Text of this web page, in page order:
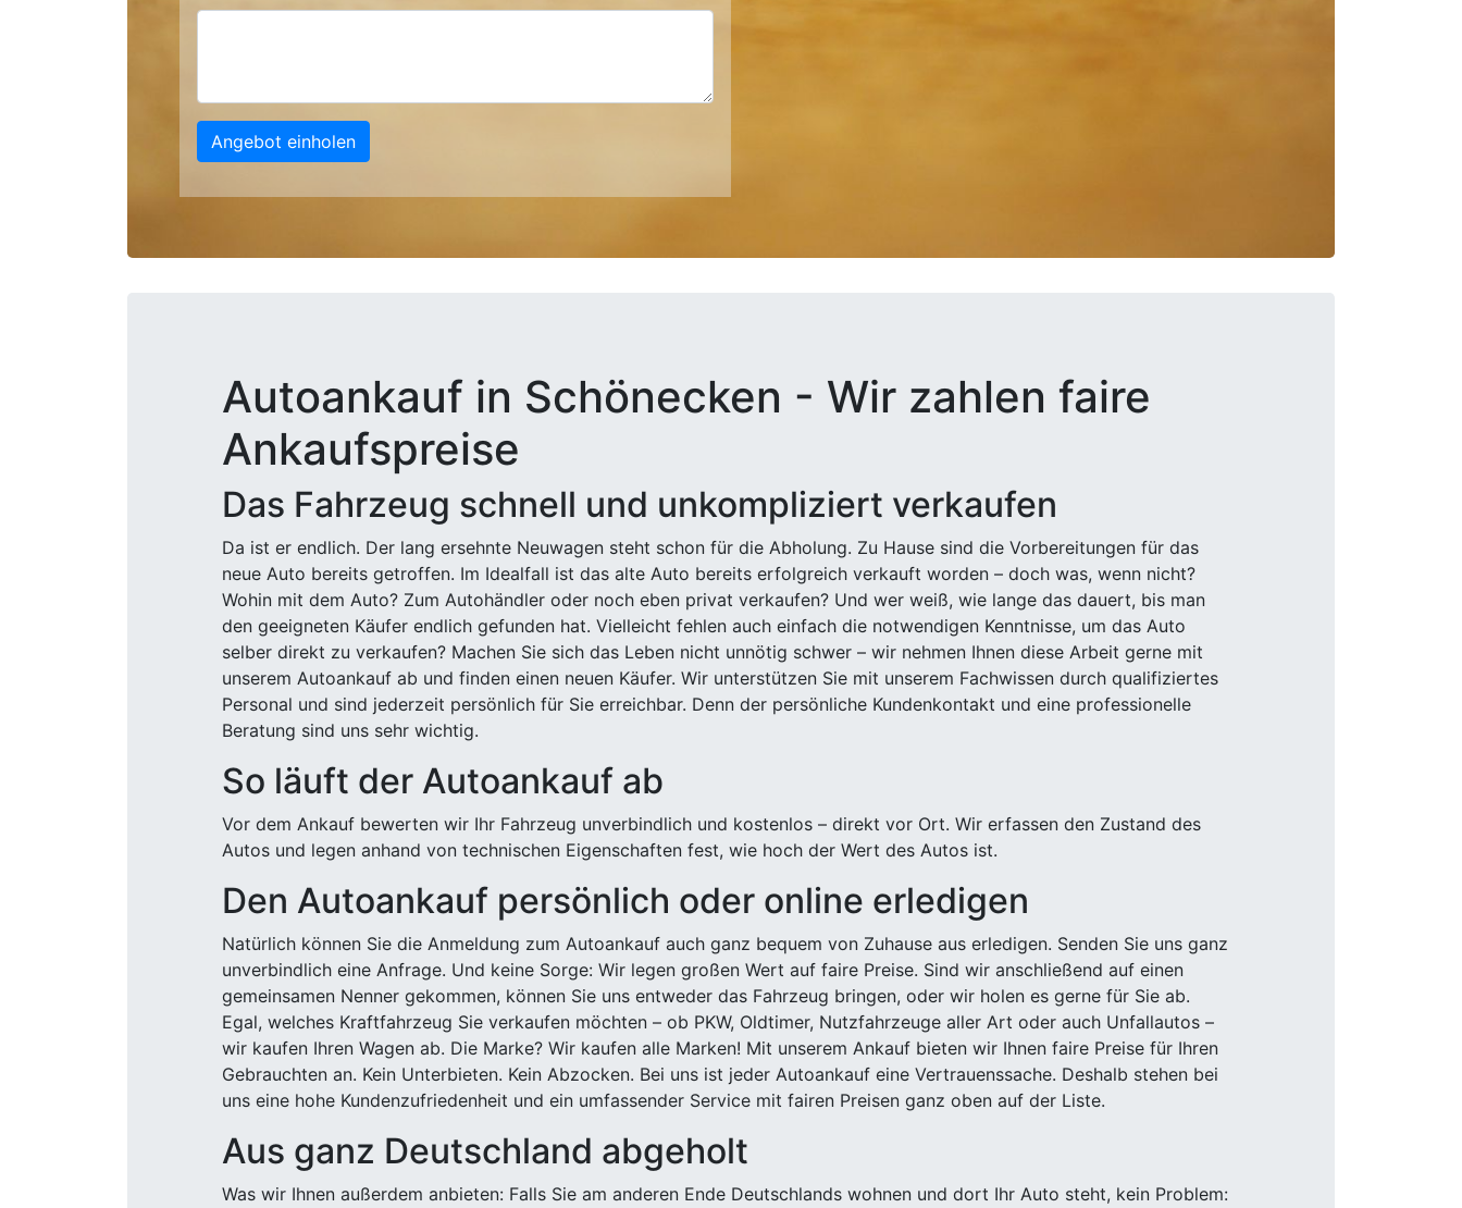
Angebot einholen
Autoankauf in Schönecken - Wir zahlen faire
Ankaufspreise
Das Fahrzeug schnell und unkompliziert verkaufen
Da ist er endlich. Der lang ersehnte Neuwagen steht schon für die Abholung. Zu Hause sind die Vorbereitungen für das
neue Auto bereits getroffen. Im Idealfall ist das alte Auto bereits erfolgreich verkauft worden – doch was, wenn nicht?
Wohin mit dem Auto? Zum Autohändler oder noch eben privat verkaufen? Und wer weiß, wie lange das dauert, bis man
den geeigneten Käufer endlich gefunden hat. Vielleicht fehlen auch einfach die notwendigen Kenntnisse, um das Auto
selber direkt zu verkaufen? Machen Sie sich das Leben nicht unnötig schwer – wir nehmen Ihnen diese Arbeit gerne mit
unserem Autoankauf ab und finden einen neuen Käufer. Wir unterstützen Sie mit unserem Fachwissen durch qualifiziertes
Personal und sind jederzeit persönlich für Sie erreichbar. Denn der persönliche Kundenkontakt und eine professionelle
Beratung sind uns sehr wichtig.
So läuft der Autoankauf ab
Vor dem Ankauf bewerten wir Ihr Fahrzeug unverbindlich und kostenlos – direkt vor Ort. Wir erfassen den Zustand des
Autos und legen anhand von technischen Eigenschaften fest, wie hoch der Wert des Autos ist.
Den Autoankauf persönlich oder online erledigen
Natürlich können Sie die Anmeldung zum Autoankauf auch ganz bequem von Zuhause aus erledigen. Senden Sie uns ganz
unverbindlich eine Anfrage. Und keine Sorge: Wir legen großen Wert auf faire Preise. Sind wir anschließend auf einen
gemeinsamen Nenner gekommen, können Sie uns entweder das Fahrzeug bringen, oder wir holen es gerne für Sie ab.
Egal, welches Kraftfahrzeug Sie verkaufen möchten – ob PKW, Oldtimer, Nutzfahrzeuge aller Art oder auch Unfallautos –
wir kaufen Ihren Wagen ab. Die Marke? Wir kaufen alle Marken! Mit unserem Ankauf bieten wir Ihnen faire Preise für Ihren
Gebrauchten an. Kein Unterbieten. Kein Abzocken. Bei uns ist jeder Autoankauf eine Vertrauenssache. Deshalb stehen bei
uns eine hohe Kundenzufriedenheit und ein umfassender Service mit fairen Preisen ganz oben auf der Liste.
Aus ganz Deutschland abgeholt
Was wir Ihnen außerdem anbieten: Falls Sie am anderen Ende Deutschlands wohnen und dort Ihr Auto steht, kein Problem: